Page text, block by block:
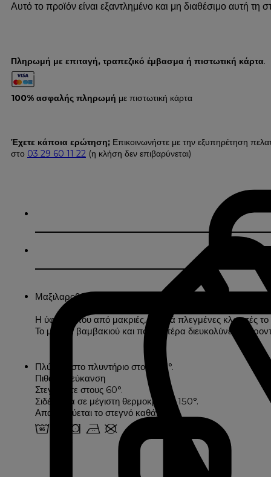
Αυτό το προϊόν είναι εξαντλημένο και μη διαθέσιμο αυτή τη
Πληρωμή με επιταγή, τραπεζικό έμβασμα ή πιστωτική κάρτα.
100% ασφαλής πληρωμή με πιστωτική κάρτα
Έχετε κάποια ερώτηση; Επικοινωνήστε με την εξυπηρέτηση
στο 03 29 60 11 22 (η κλήση δεν επιβαρύνεται)
Μαξιλαροθήκη από πολυβαμβάκι περκάλι 180
Η ύφανσή του από μακριές, σφιχτά πλεγμένες κλωστές το
Το μείγμα βαμβακιού και πολυεστέρα διευκολύνει τη
Πλύσιμο στο πλυντήριο στους 95°.
Πιθανή λεύκανση
Στεγνώστε στους 60°.
Σιδέρωμα σε μέγιστη θερμοκρασία 150°.
Απαγορεύεται το στεγνό καθάρισμα
2 u s b U